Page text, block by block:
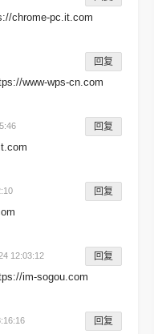
chrome-pc.it.com
回复
www-wps-cn.com
回复
回复
12:03:12 回复
im-sogou.com
回复